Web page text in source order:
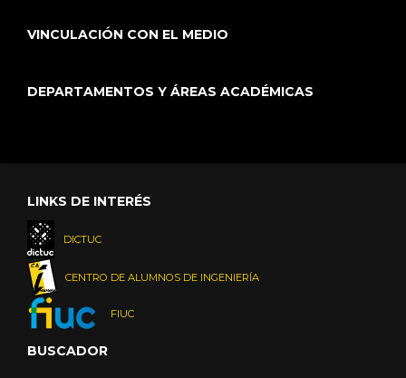
VINCULACIÓN CON EL MEDIO
DEPARTAMENTOS Y ÁREAS ACADÉMICAS
LINKS DE INTERÉS
DICTUC
CENTRO DE ALUMNOS DE INGENIERÍA
FIUC
BUSCADOR